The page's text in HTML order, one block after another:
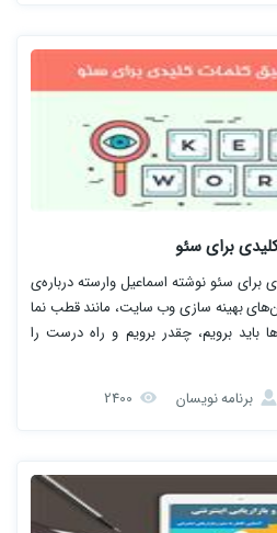
برای سئو
سئو نوشته اسماعیل وارسته درباره‌ی
بهینه سازی وب سایت، مانند قطب نما
باید برویم، چقدر برویم و راه درست را
برنامه نویسان